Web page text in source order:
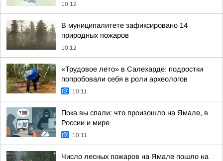
10:12
В муниципалитете зафиксировано 14
природных пожаров
10:12
«Трудовое лето» в Салехарде: подростки
попробовали себя в роли археологов
10:11
Пока вы спали: что произошло на Ямале, в
России и мире
10:11
Число лесных пожаров на Ямале пошло на